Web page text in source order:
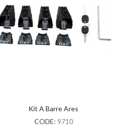
Kit A Barre Ares
CODE: 9710